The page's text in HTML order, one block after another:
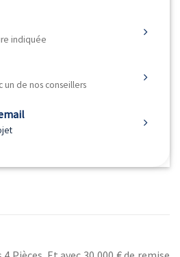
indiquée
un de nos conseillers